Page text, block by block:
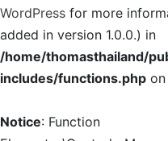
WordPress for more
added in version 1.0.0.) in
/home/thomasthailand/
includes/functions.php
Notice: Function